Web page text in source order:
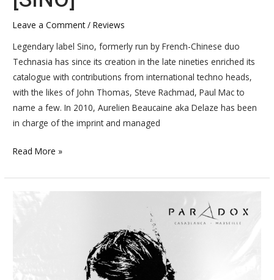
Leave a Comment /Reviews
Legendary label Sino, formerly run by French-Chinese duo
Technasia has since its creation in the late nineties enriched its
catalogue with contributions from international techno heads,
with the likes of John Thomas, Steve Rachmad, Paul Mac to
name a few. ​In 2010, Aurelien Beaucaine aka Delaze has been
in charge of the imprint and managed
Read More »